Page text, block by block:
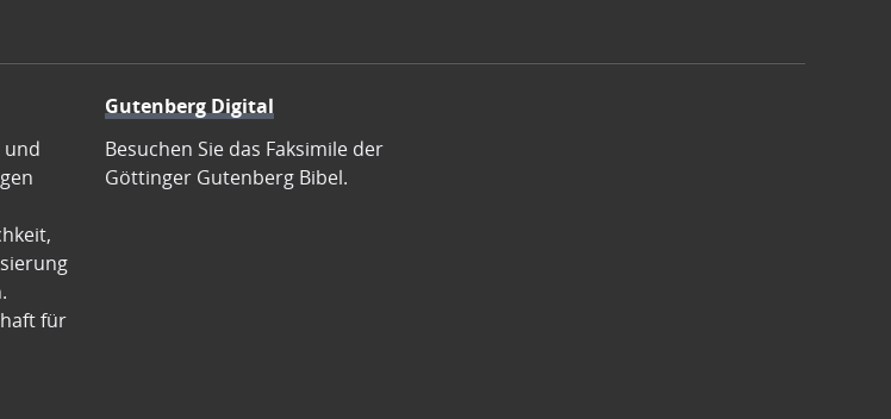
und
für
Gutenberg Digital
Besuchen Sie das Faksimile der
Göttinger Gutenberg Bibel.